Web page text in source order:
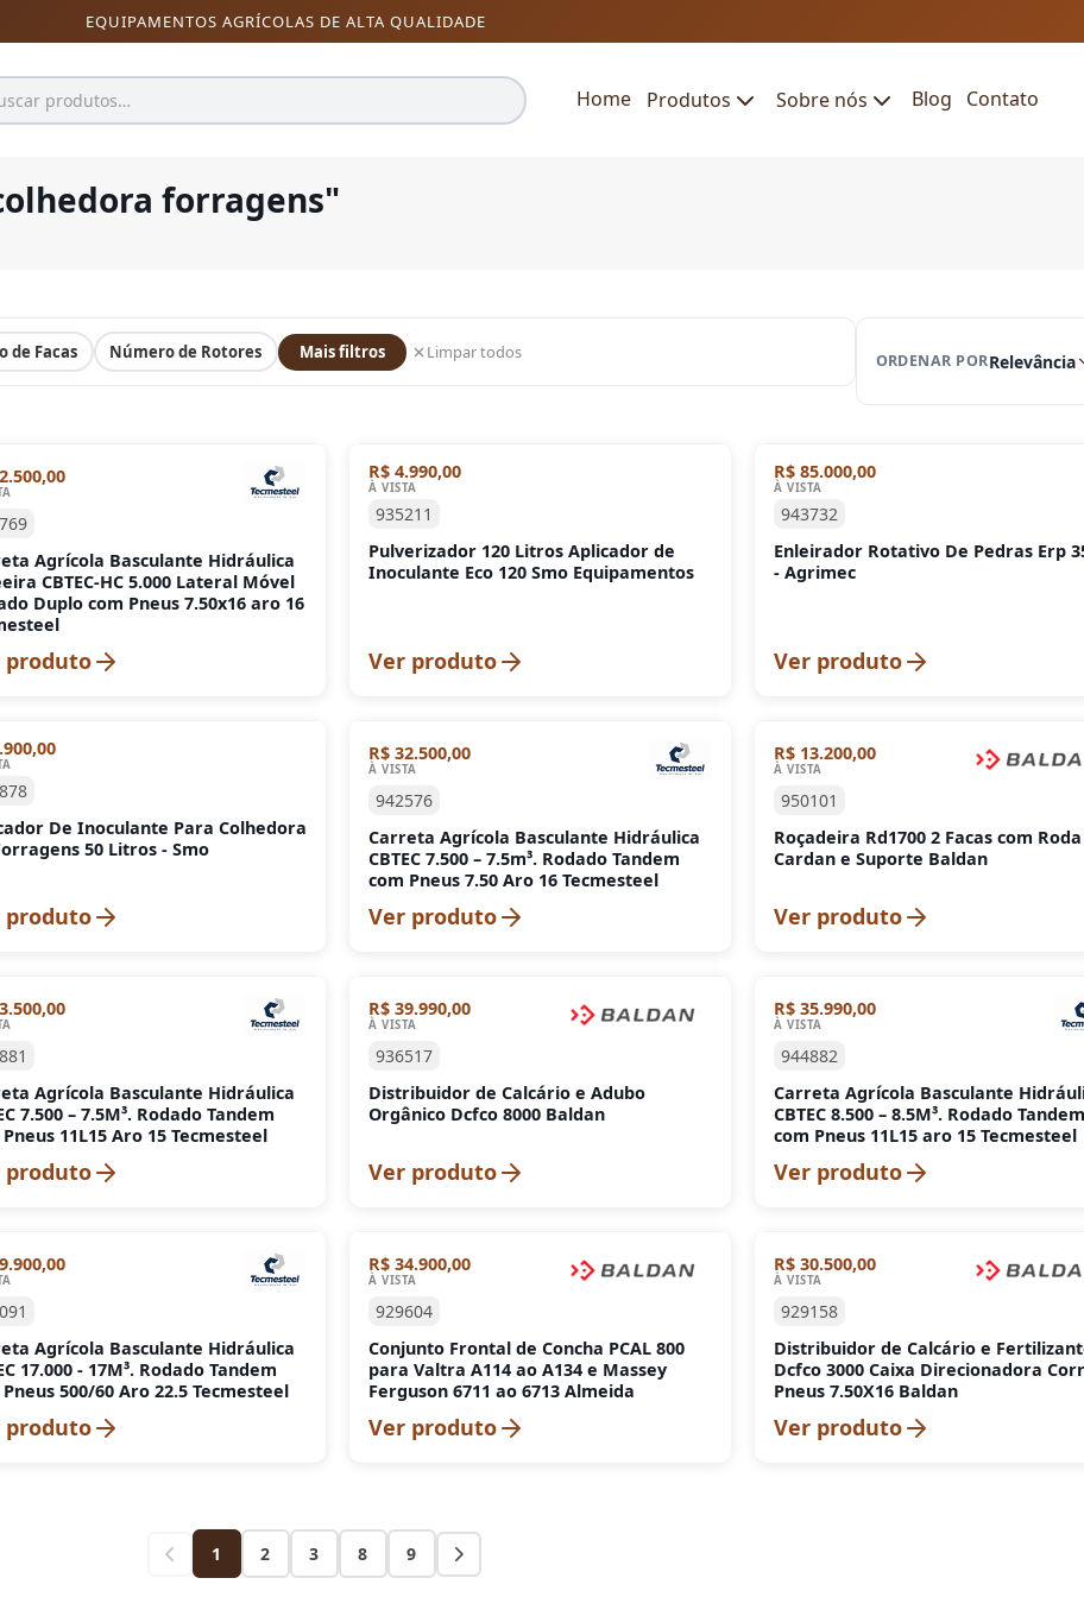
EQUIPAMENTOS AGRÍCOLAS DE ALTA QUALIDADE
Home Produtos Sobre nós Blog Contato
forragens"
de Facas Número de Rotores Mais filtros Limpar todos ORDENAR PORRelevância
Agrícola Basculante Hidráulica
CBTEC-HC 5.000 Lateral Móvel
Duplo com Pneus 7.50x16 aro 16
produto
R$ 4.990,00
À VISTA
935211
Pulverizador 120 Litros Aplicador de
Inoculante Eco 120 Smo Equipamentos
Ver produto
R$ 85.000,00
À VISTA
943732
Enleirador Rotativo De Pedras Erp
- Agrimec
Ver produto
De Inoculante Para Colhedora
50 Litros - Smo
produto
R$ 32.500,00
À VISTA
942576
Carreta Agrícola Basculante Hidráulica
CBTEC 7.500 – 7.5m³. Rodado Tandem
com Pneus 7.50 Aro 16 Tecmesteel
Ver produto
R$ 13.200,00
À VISTA
950101
Roçadeira Rd1700 2 Facas com Roda
Cardan e Suporte Baldan
Ver produto
Agrícola Basculante Hidráulica
7.500 – 7.5M³. Rodado Tandem
11L15 Aro 15 Tecmesteel
produto
R$ 39.990,00
À VISTA
936517
Distribuidor de Calcário e Adubo
Orgânico Dcfco 8000 Baldan
Ver produto
R$ 35.990,00
À VISTA
944882
Carreta Agrícola Basculante
CBTEC 8.500 – 8.5M³. Rodado Tandem
com Pneus 11L15 aro 15 Tecmesteel
Ver produto
Agrícola Basculante Hidráulica
17.000 - 17M³. Rodado Tandem
500/60 Aro 22.5 Tecmesteel
produto
R$ 34.900,00
À VISTA
929604
Conjunto Frontal de Concha PCAL 800
para Valtra A114 ao A134 e Massey
Ferguson 6711 ao 6713 Almeida
Ver produto
R$ 30.500,00
À VISTA
929158
Distribuidor de Calcário e
Dcfco 3000 Caixa Direcionadora
Pneus 7.50X16 Baldan
Ver produto
1 2 3 8 9